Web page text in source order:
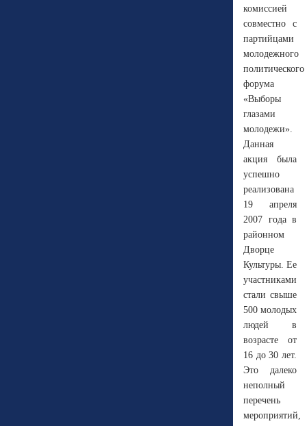
комиссией
совместно с
партийцами
молодежного
политического
форума
«Выборы
глазами
молодежи».
Данная
акция была
успешно
реализована
19 апреля
2007 года в
районном
Дворце
Культуры. Ее
участниками
стали свыше
500 молодых
людей в
возрасте от
16 до 30 лет.
Это далеко
неполный
перечень
мероприятий,